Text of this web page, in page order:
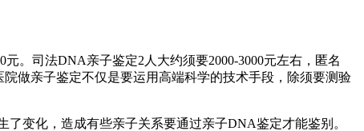
。司法DNA亲子鉴定2人大约须要2000-3000元左右，匿名
做亲子鉴定不仅是要运用高端科学的技术手段，除须要测验
变化，造成有些亲子关系要通过亲子DNA鉴定才能鉴别。